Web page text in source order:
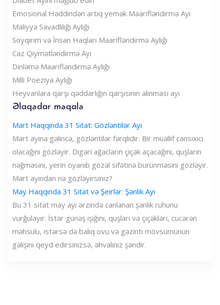
Emosional Həddindən artıq yemək Maarifləndirmə Ayı
Maliyyə Savadlılığı Aylığı
Soyqırım və İnsan Haqları Maarifləndirmə Aylığı
Caz Qiymətləndirmə Ayı
Dinləmə Maarifləndirmə Aylığı
Milli Poeziya Aylığı
Heyvanlara qarşı qəddarlığın qarşısının alınması ayı
Əlaqədar məqalə
Mart Haqqında 31 Sitat: Gözləntilər Ayı
Mart ayına gəlincə, gözləntilər fərqlidir. Bir müəllif cansıxıcı
olacağını gözləyir. Digəri ağacların çiçək açacağını, quşların
nəğməsini, yerin oyanıb gözəl sifətinə bürünməsini gözləyir.
Mart ayından nə gözləyirsiniz?
May Haqqında 31 Sitat və Şeirlər: Şənlik Ayı
Bu 31 sitat may ayı ərzində canlanan şənlik ruhunu
vurğulayır. İstər günəş işığını, quşları və çiçəkləri, cücərən
məhsulu, istərsə də balıq ovu və gəzinti mövsümünün
gəlişini qeyd edirsinizsə, əhvalınız şəndir.